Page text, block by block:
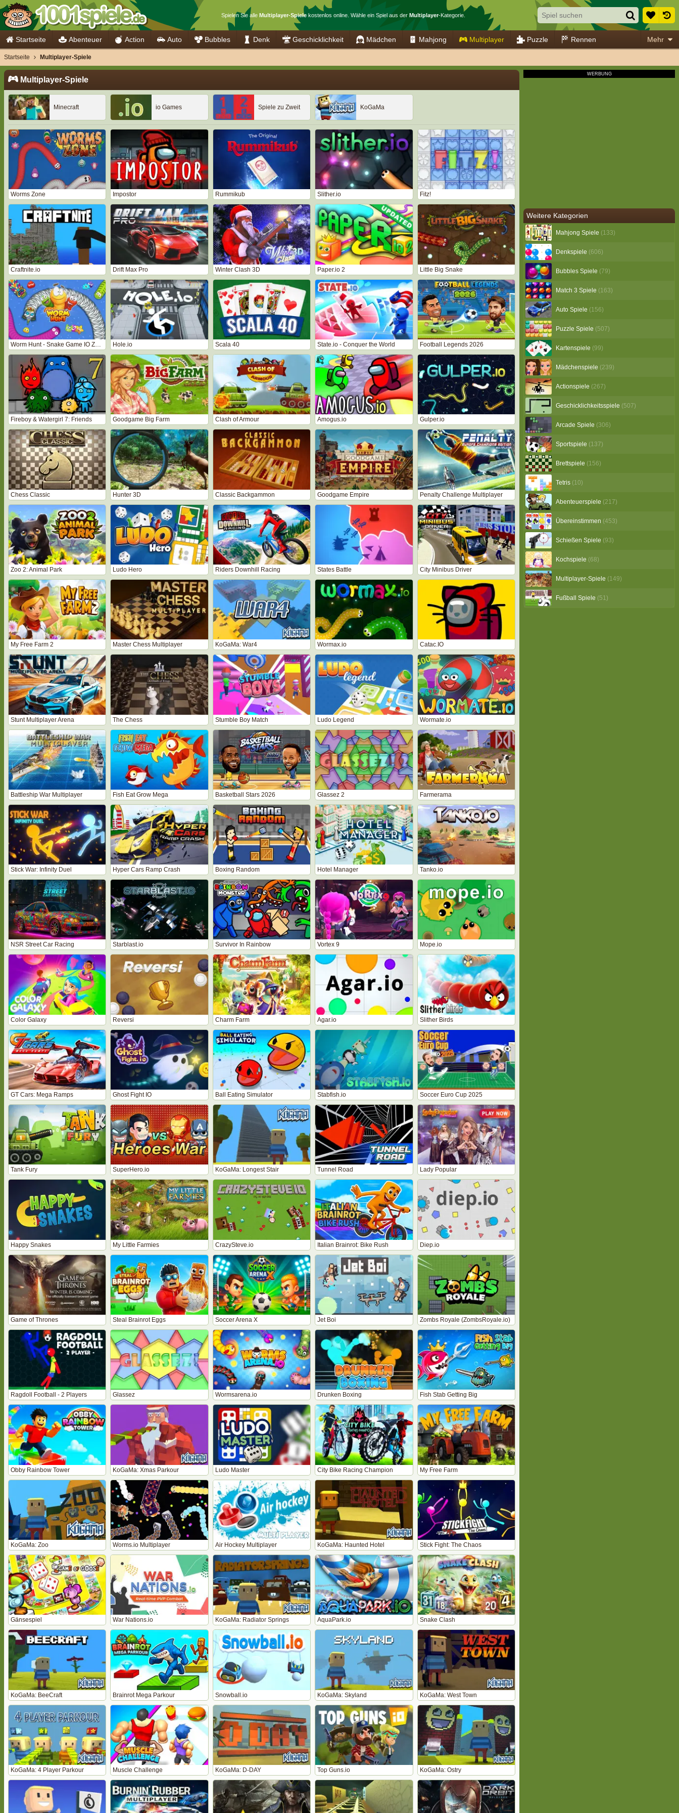
Spielen Sie alle Multiplayer-Spiele kostenlos online. Wähle ein Spiel aus der Multiplayer-Kategorie.
Startseite Abenteuer Action Auto Bubbles Denk Geschicklichkeit Mädchen Mahjong Multiplayer Puzzle Rennen Mehr
Multiplayer-Spiele
Minecraft io Games Spiele zu Zweit KoGaMa
Worms Zone Impostor Rummikub Slither.io Fitz!
Craftnite.io Drift Max Pro Winter Clash 3D Paper.io 2 Little Big Snake
Worm Hunt - Snake Game IO Zone Hole.io Scala 40 State.io - Conquer the World Football Legends 2026
Fireboy & Watergirl 7: Friends Goodgame Big Farm Clash of Armour Amogus.io Gulper.io
Chess Classic Hunter 3D Classic Backgammon Goodgame Empire Penalty Challenge Multiplayer
Zoo 2: Animal Park Ludo Hero Riders Downhill Racing States Battle City Minibus Driver
My Free Farm 2 Master Chess Multiplayer KoGaMa: War4 Wormax.io Catac.IO
Stunt Multiplayer Arena The Chess Stumble Boy Match Ludo Legend Wormate.io
Battleship War Multiplayer Fish Eat Grow Mega Basketball Stars 2026 Glassez 2 Farmerama
Stick War: Infinity Duel Hyper Cars Ramp Crash Boxing Random Hotel Manager Tanko.io
NSR Street Car Racing Starblast.io Survivor In Rainbow Vortex 9 Mope.io
Color Galaxy Reversi Charm Farm Agar.io Slither Birds
GT Cars: Mega Ramps Ghost Fight IO Ball Eating Simulator Stabfish.io Soccer Euro Cup 2025
Tank Fury SuperHero.io KoGaMa: Longest Stair Tunnel Road Lady Popular
Happy Snakes My Little Farmies CrazySteve.io Italian Brainrot: Bike Rush Diep.io
Game of Thrones Steal Brainrot Eggs Soccer Arena X Jet Boi Zombs Royale (ZombsRoyale.io)
Ragdoll Football - 2 Players Glassez Wormsarena.io Drunken Boxing Fish Stab Getting Big
Obby Rainbow Tower KoGaMa: Xmas Parkour Ludo Master City Bike Racing Champion My Free Farm
KoGaMa: Zoo Worms.io Multiplayer Air Hockey Multiplayer KoGaMa: Haunted Hotel Stick Fight: The Chaos
Gänsespiel War Nations.io KoGaMa: Radiator Springs AquaPark.io Snake Clash
KoGaMa: BeeCraft Brainrot Mega Parkour Snowball.io KoGaMa: Skyland KoGaMa: West Town
KoGaMa: 4 Player Parkour Muscle Challenge KoGaMa: D-DAY Top Guns.io KoGaMa: Ostry
Weitere Kategorien
Mahjong Spiele (133)
Denkspiele (606)
Bubbles Spiele (79)
Match 3 Spiele (163)
Auto Spiele (156)
Puzzle Spiele (507)
Kartenspiele (99)
Mädchenspiele (239)
Actionspiele (267)
Geschicklichkeitsspiele (507)
Arcade Spiele (306)
Sportspiele (137)
Brettspiele (156)
Tetris (10)
Abenteuerspiele (217)
Übereinstimmen (453)
Schießen Spiele (93)
Kochspiele (68)
Multiplayer-Spiele (149)
Fußball Spiele (51)
Startseite Multiplayer-Spiele